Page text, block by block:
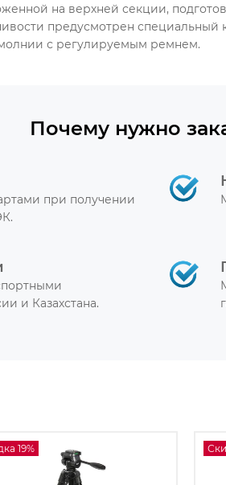
на верхней секции,
предусмотрен
с регулируемым ремнем.
Почему нужно
при получении
и Казахстана.
19%